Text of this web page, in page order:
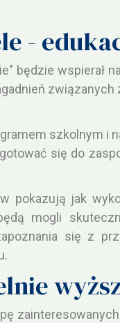
-
będzie
szkolnym i
się do
pokazują jak
mogli
się z